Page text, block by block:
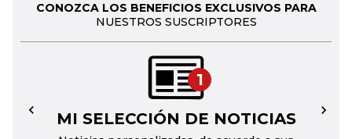
CONOZCA LOS BENEFICIOS EXCLUSIVOS PARA
NUESTROS SUSCRIPTORES
1
MI SELECCIÓN DE NOTICIAS
← →